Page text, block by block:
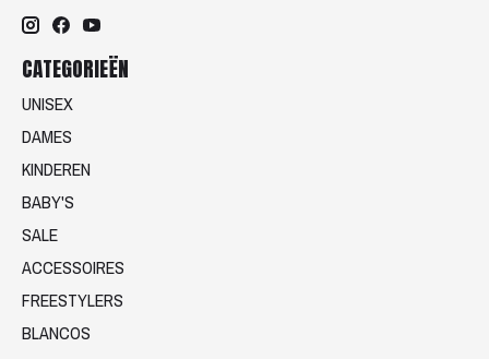
CATEGORIEËN
UNISEX
DAMES
KINDEREN
BABY'S
SALE
ACCESSOIRES
FREESTYLERS
BLANCOS